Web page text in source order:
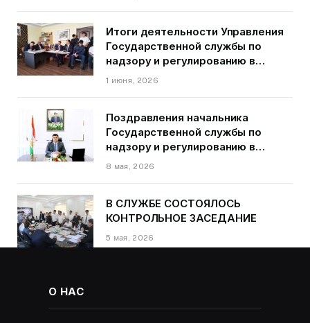
Итоги деятельности Управления
Государственной службы по
надзору и регулированию в
области транспорта ГБАО в
1 июня, 2026
Поздравления начальника
Государственной службы по
надзору и регулированию в
области транспорта Курбонзода
8 мая, 2026
В СЛУЖБЕ СОСТОЯЛОСЬ
КОНТРОЛЬНОЕ ЗАСЕДАНИЕ
5 мая, 2026
О НАС